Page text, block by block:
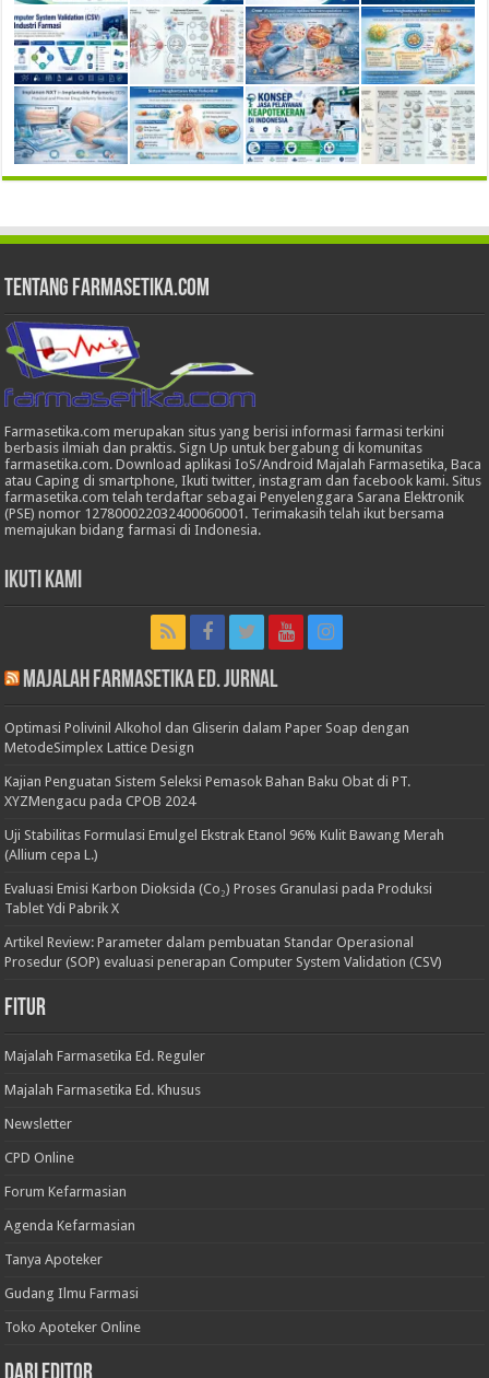
Tentang Farmasetika.com
Farmasetika.com merupakan situs yang berisi informasi farmasi terkini
berbasis ilmiah dan praktis. Sign Up untuk bergabung di komunitas
farmasetika.com. Download aplikasi IoS/Android Majalah Farmasetika, Baca
atau Caping di smartphone, Ikuti twitter, instagram dan facebook kami. Situs
farmasetika.com telah terdaftar sebagai Penyelenggara Sarana Elektronik
(PSE) nomor 127800022032400060001. Terimakasih telah ikut bersama
memajukan bidang farmasi di Indonesia.
Ikuti Kami
Majalah Farmasetika Ed. Jurnal
Optimasi Polivinil Alkohol dan Gliserin dalam Paper Soap dengan
MetodeSimplex Lattice Design
Kajian Penguatan Sistem Seleksi Pemasok Bahan Baku Obat di PT.
XYZMengacu pada CPOB 2024
Uji Stabilitas Formulasi Emulgel Ekstrak Etanol 96% Kulit Bawang Merah
(Allium cepa L.)
Evaluasi Emisi Karbon Dioksida (Co₂) Proses Granulasi pada Produksi
Tablet Ydi Pabrik X
Artikel Review: Parameter dalam pembuatan Standar Operasional
Prosedur (SOP) evaluasi penerapan Computer System Validation (CSV)
Fitur
Majalah Farmasetika Ed. Reguler
Majalah Farmasetika Ed. Khusus
Newsletter
CPD Online
Forum Kefarmasian
Agenda Kefarmasian
Tanya Apoteker
Gudang Ilmu Farmasi
Toko Apoteker Online